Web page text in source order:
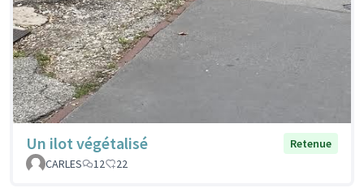
Un ilot végétalisé
Retenue
CARLES
12 22